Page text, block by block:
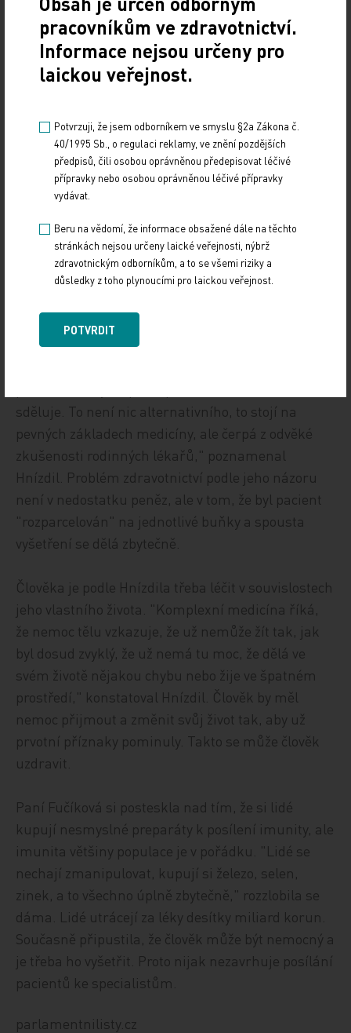
vybral léčbu, ale má také právo na to, aby podepsal
reverz, šel domů a umřel," uzavřel téma Vácha.
Profesor Klener mu dal opět za pravdu.
bezmoci
Ve třetí části proti sobě zasedli celostní lékař Jan
Hnízdil a imunoložka Terezie Fučíková. "Medicína
upozornila v úvodu svého vystoupení dáma. Čím je
lékař zkušenější a starší, tím si je více vědom toho,
jak hodně je bezmocný. Problém podle ní je i v tom,
kterou nahrazuje technika.
sděluje. To není nic alternativního, to stojí na
pevných základech medicíny, ale čerpá z odvěké
zkušenosti rodinných lékařů," poznamenal
Hnízdil. Problém zdravotnictví podle jeho názoru
není v nedostatku peněz, ale v tom, že byl pacient
"rozparcelován" na jednotlivé buňky a spousta
vyšetření se dělá zbytečně.
Člověka je podle Hnízdila třeba léčit v souvislostech
jeho vlastního života. "Komplexní medicína říká,
že nemoc tělu vzkazuje, že už nemůže žít tak, jak
byl dosud zvyklý, že už nemá tu moc, že dělá ve
svém životě nějakou chybu nebo žije ve špatném
prostředí," konstatoval Hnízdil. Člověk by měl
nemoc přijmout a změnit svůj život tak, aby už
prvotní příznaky pominuly. Takto se může člověk
uzdravit.
Paní Fučíková si posteskla nad tím, že si lidé
kupují nesmyslné preparáty k posílení imunity, ale
imunita většiny populace je v pořádku. "Lidé se
nechají zmanipulovat, kupují si železo, selen,
zinek, a to všechno úplně zbytečně," rozzlobila se
dáma. Lidé utrácejí za léky desítky miliard korun.
Současně připustila, že člověk může být nemocný a
je třeba ho vyšetřit. Proto nijak nezavrhuje posílání
pacientů ke specialistům.
parlamentnilisty.cz
pracovníkům ve zdravotnictví.
Informace nejsou určeny pro
laickou veřejnost.
Potvrzuji, že jsem odborníkem ve smyslu §2a Zákona č.
40/1995 Sb., o regulaci reklamy, ve znění pozdějších
předpisů, čili osobou oprávněnou předepisovat léčivé
přípravky nebo osobou oprávněnou léčivé přípravky
vydávat.
Beru na vědomí, že informace obsažené dále na těchto
stránkách nejsou určeny laické veřejnosti, nýbrž
zdravotnickým odborníkům, a to se všemi riziky a
důsledky z toho plynoucími pro laickou veřejnost.
POTVRDIT